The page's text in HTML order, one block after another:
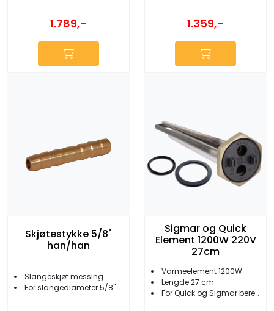
1.789,- 1.359,-
Skjøtestykke 5/8"
han/han
Slangeskjøt messing
For slangediameter 5/8"
Sigmar og Quick
Element 1200W 220V
27cm
Varmeelement 1200W
Lengde 27 cm
For Quick og Sigmar beredere